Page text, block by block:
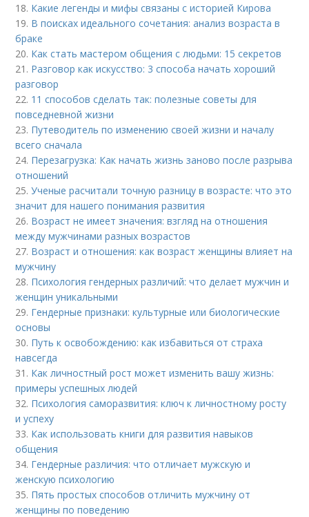
18. Какие легенды и мифы связаны с историей Кирова
19. В поисках идеального сочетания: анализ возраста в
браке
20. Как стать мастером общения с людьми: 15 секретов
21. Разговор как искусство: 3 способа начать хороший
разговор
22. 11 способов сделать так: полезные советы для
повседневной жизни
23. Путеводитель по изменению своей жизни и началу
всего сначала
24. Перезагрузка: Как начать жизнь заново после разрыва
отношений
25.Ученые расчитали точную разницу в возрасте: что это
значит для нашего понимания развития
26. Возраст не имеет значения: взгляд на отношения
между мужчинами разных возрастов
27. Возраст и отношения: как возраст женщины влияет на
мужчину
28. Психология гендерных различий: что делает мужчин и
женщин уникальными
29. Гендерные признаки: культурные или биологические
основы
30. Путь к освобождению: как избавиться от страха
навсегда
31. Как личностный рост может изменить вашу жизнь:
примеры успешных людей
32. Психология саморазвития: ключ к личностному росту
и успеху
33. Как использовать книги для развития навыков
общения
34. Гендерные различия: что отличает мужскую и
женскую психологию
35. Пять простых способов отличить мужчину от
женщины по поведению